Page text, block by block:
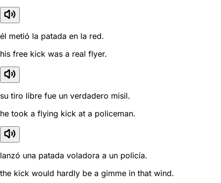
él metió la patada en la red.
his free kick was a real flyer.
su tiro libre fue un verdadero misil.
he took a flying kick at a policeman.
lanzó una patada voladora a un policía.
the kick would hardly be a gimme in that wind.